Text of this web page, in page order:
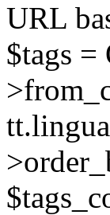
URL
$tags